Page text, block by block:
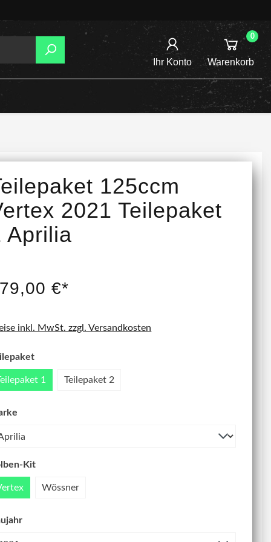
Ihr Konto
0
Warenkorb
/
NEU
125ccm
2021 Teilepaket
Aprilia
€*
inkl. MwSt. zzgl. Versandkosten
1 Teilepaket 2
Kit
Wössner